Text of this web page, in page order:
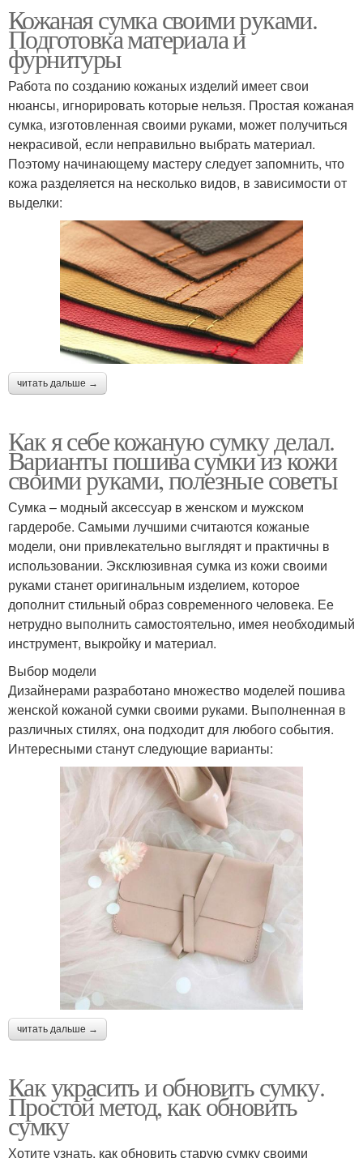
Кожаная сумка своими руками.
Подготовка материала и
фурнитуры
Работа по созданию кожаных изделий имеет свои
нюансы, игнорировать которые нельзя. Простая кожаная
сумка, изготовленная своими руками, может получиться
некрасивой, если неправильно выбрать материал.
Поэтому начинающему мастеру следует запомнить, что
кожа разделяется на несколько видов, в зависимости от
выделки:
читать дальше →
Как я себе кожаную сумку делал.
Варианты пошива сумки из кожи
своими руками, полезные советы
Сумка – модный аксессуар в женском и мужском
гардеробе. Самыми лучшими считаются кожаные
модели, они привлекательно выглядят и практичны в
использовании. Эксклюзивная сумка из кожи своими
руками станет оригинальным изделием, которое
дополнит стильный образ современного человека. Ее
нетрудно выполнить самостоятельно, имея необходимый
инструмент, выкройку и материал.
Выбор модели
Дизайнерами разработано множество моделей пошива
женской кожаной сумки своими руками. Выполненная в
различных стилях, она подходит для любого события.
Интересными станут следующие варианты:
читать дальше →
Как украсить и обновить сумку.
Простой метод, как обновить
сумку
Хотите узнать, как обновить старую сумку своими